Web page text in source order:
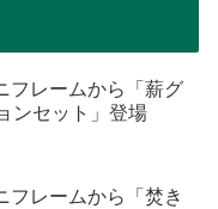
フレームから「薪グ
ンセット」登場
フレームから「焚き